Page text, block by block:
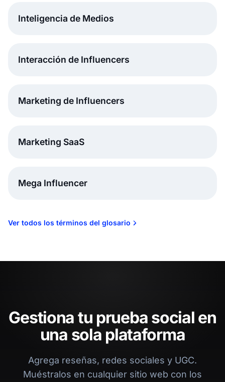
Inteligencia de Medios
Interacción de Influencers
Marketing de Influencers
Marketing SaaS
Mega Influencer
Ver todos los términos del glosario
Gestiona tu prueba social en
una sola plataforma
Agrega reseñas, redes sociales y UGC.
Muéstralos en cualquier sitio web con los